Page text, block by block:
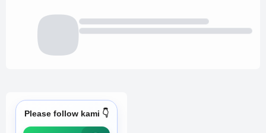
Please follow kami 👇